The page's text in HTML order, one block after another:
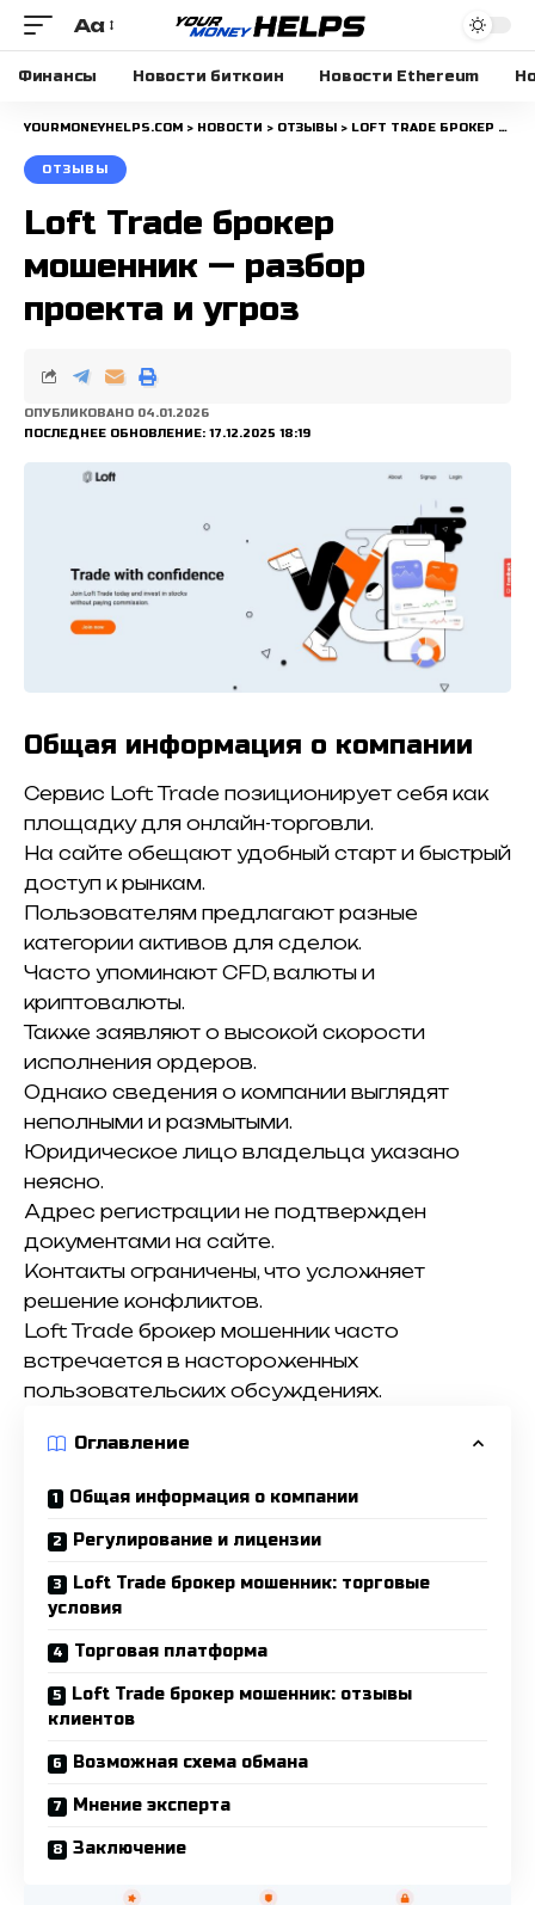
Размера
шрифта
Aa
Финансы Новости биткоин Новости Ethereum
YOURMONEYHELPS.COM > НОВОСТИ > ОТЗЫВЫ > LOFT TRADE БРОКЕР МОШЕННИК — РАЗБОР ПРОЕКТА И УГРОЗ
ОТЗЫВЫ
Loft Trade брокер
мошенник — разбор
проекта и угроз
ПОСЛЕДНЕЕ ОБНОВЛЕНИЕ: 17.12.2025 18:19
ОПУБЛИКОВАНО 04.01.2026
Общая информация о компании
Сервис Loft Trade позиционирует себя как
площадку для онлайн-торговли.
На сайте обещают удобный старт и быстрый
доступ к рынкам.
Пользователям предлагают разные
категории активов для сделок.
Часто упоминают CFD, валюты и
криптовалюты.
Также заявляют о высокой скорости
исполнения ордеров.
Однако сведения о компании выглядят
неполными и размытыми.
Юридическое лицо владельца указано
неясно.
Адрес регистрации не подтвержден
документами на сайте.
Контакты ограничены, что усложняет
решение конфликтов.
Loft Trade брокер мошенник часто
встречается в настороженных
пользовательских обсуждениях.
Оглавление
Общая информация о компании
Регулирование и лицензии
Loft Trade брокер мошенник: торговые
условия
Торговая платформа
Loft Trade брокер мошенник: отзывы
клиентов
Возможная схема обмана
Мнение эксперта
Заключение